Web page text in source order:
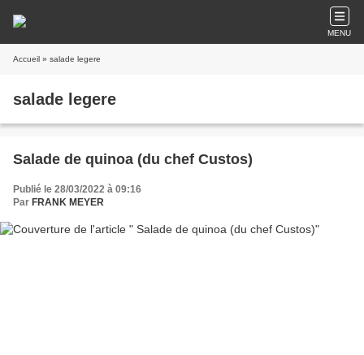
MENU
Accueil » salade legere
salade legere
Salade de quinoa (du chef Custos)
Publié le 28/03/2022 à 09:16
Par FRANK MEYER